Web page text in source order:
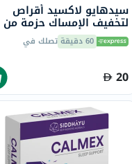
سيدهايو لاكسيد أقراص
لتخفيف الإمساك حزمة من 30
60 دقيقة تصلك في
20